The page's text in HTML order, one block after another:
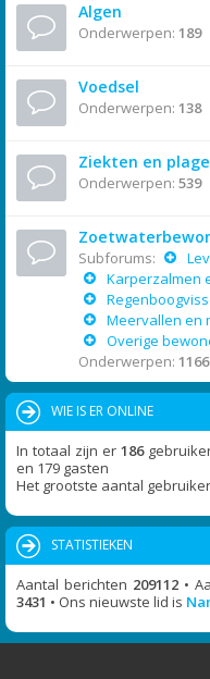
Algen
Onderwerpen: 189
Voedsel
Onderwerpen: 138
Ziekten en
Onderwerpen: 539
Subforums:
Karperzalmen
Meervallen en
Overige
Onderwerpen: 1166
WIE IS ER ONLINE
In totaal zijn er 186
en 179 gasten
Het grootste aantal
STATISTIEKEN
Aantal berichten 209112•
3431 • Ons nieuwste lid is